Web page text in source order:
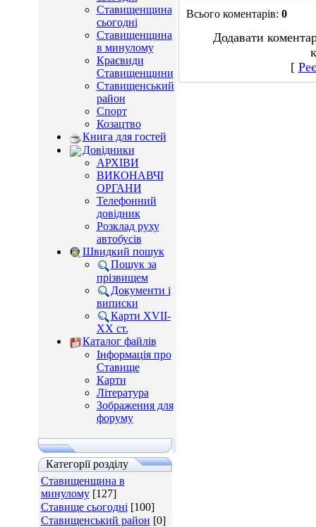
Ставищенщина
сьогодні
Ставищенщина
в минулому
Краєвиди
Ставищенщини
Ставищенський
район
Спорт
Козацтво
Книга для гостей
Довідники
АРХІВИ
ВИКОНАВЧІ
ОРГАНИ
Телефонний
довідник
Розклад руху
автобусів
Швидкий пошук
Пошук за
прізвищем
Документи і
виписки
Карти XVII-
XX ст.
Каталог файлів
Інформація про
Ставище
Карти
Література
Зображення для
форуму
Категорії розділу
Ставищенщина в
минулому [127]
Ставище сьогодні [100]
Ставищенський район [0]
Всього коментарів: 0
Додавати
[